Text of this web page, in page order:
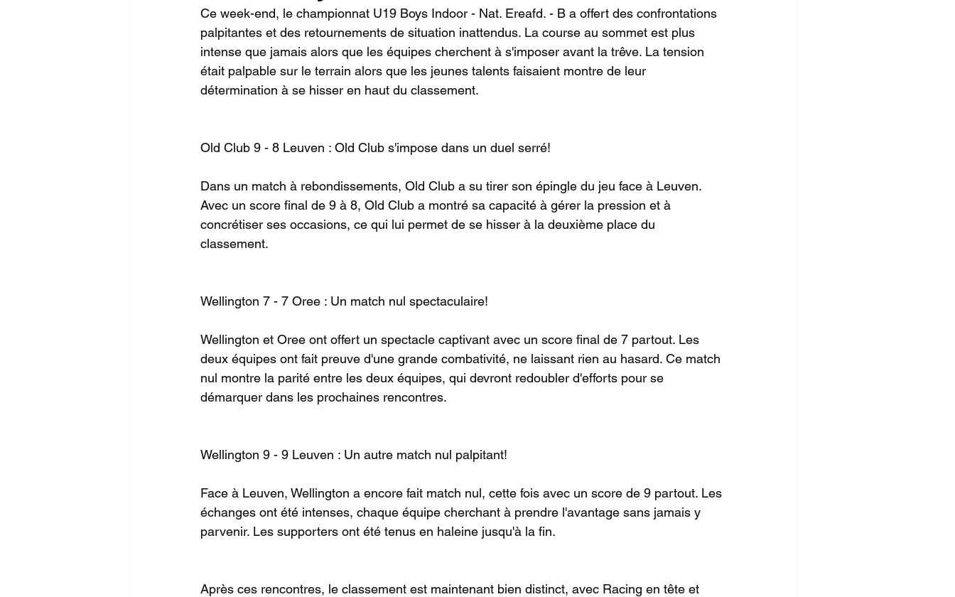
Ce week-end, le championnat U19 Boys Indoor - Nat. Ereafd. - B a offert des confrontations
palpitantes et des retournements de situation inattendus. La course au sommet est plus
intense que jamais alors que les équipes cherchent à s'imposer avant la trêve. La tension
était palpable sur le terrain alors que les jeunes talents faisaient montre de leur
détermination à se hisser en haut du classement.
Old Club 9 - 8 Leuven : Old Club s'impose dans un duel serré!
Dans un match à rebondissements, Old Club a su tirer son épingle du jeu face à Leuven.
Avec un score final de 9 à 8, Old Club a montré sa capacité à gérer la pression et à
concrétiser ses occasions, ce qui lui permet de se hisser à la deuxième place du
classement.
Wellington 7 - 7 Oree : Un match nul spectaculaire!
Wellington et Oree ont offert un spectacle captivant avec un score final de 7 partout. Les
deux équipes ont fait preuve d'une grande combativité, ne laissant rien au hasard. Ce match
nul montre la parité entre les deux équipes, qui devront redoubler d'efforts pour se
démarquer dans les prochaines rencontres.
Wellington 9 - 9 Leuven : Un autre match nul palpitant!
Face à Leuven, Wellington a encore fait match nul, cette fois avec un score de 9 partout. Les
échanges ont été intenses, chaque équipe cherchant à prendre l'avantage sans jamais y
parvenir. Les supporters ont été tenus en haleine jusqu'à la fin.
Après ces rencontres, le classement est maintenant bien distinct, avec Racing en tête et